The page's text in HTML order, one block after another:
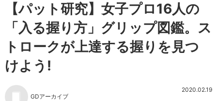
【パット研究】女子プロ16人の
「入る握り方」グリップ図鑑。ス
トロークが上達する握りを見つ
けよう!
GDアーカイブ
2020.02.19